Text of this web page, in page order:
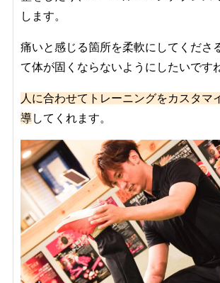
します。
痛いと感じる箇所を柔軟にしてくださ
て体が固くならないようにしたいです
人に合わせてトレーニングをカスタマ
導してくれます。